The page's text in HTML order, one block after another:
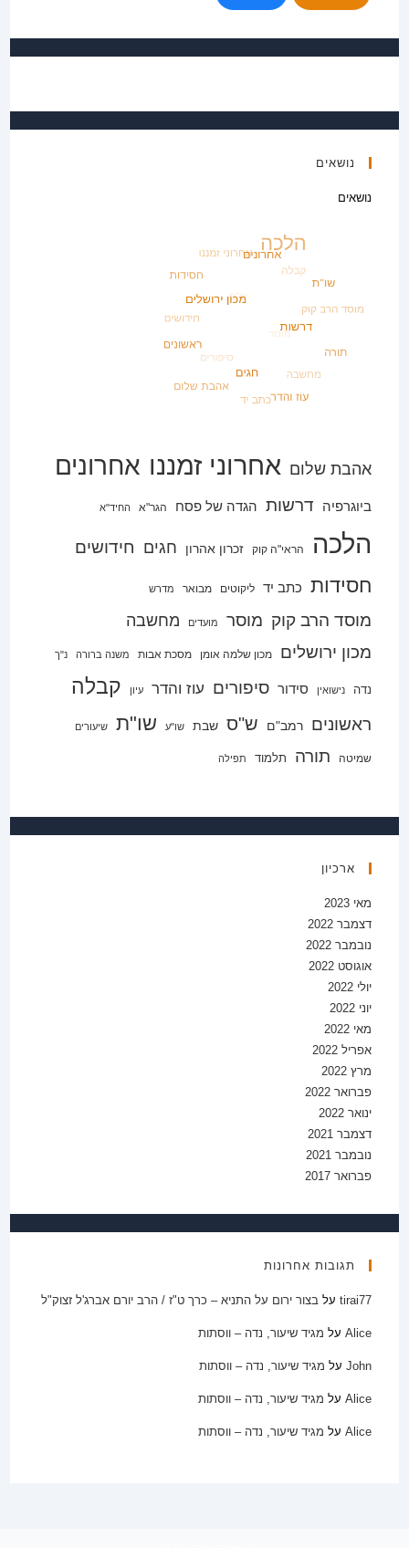
נושאים
נושאים
אהבת שלום אחרוני זמננו אחרונים
ביוגרפיה דרשות הגדה של פסח הגר"א החיד"א
הלכה הראי"ה קוק זכרון אהרון חגים חידושים
חסידות כתב יד ליקוטים מבואר מדרש
מוסד הרב קוק מוסר מועדים מחשבה
מכון ירושלים מכון שלמה אומן מסכת אבות משנה ברורה נ"ך
נדה נישואין סידור סיפורים עוז והדר עיון קבלה
ראשונים רמב"ם ש"ס שבת שו"ע שו"ת שיעורים
שמיטה תורה תלמוד תפילה
ארכיון
מאי 2023
דצמבר 2022
נובמבר 2022
אוגוסט 2022
יולי 2022
יוני 2022
מאי 2022
אפריל 2022
מרץ 2022
פברואר 2022
ינואר 2022
דצמבר 2021
נובמבר 2021
פברואר 2017
תגובות אחרונות
tirai77 עלבצור ירום על התניא – כרך ט"ז / הרב יורם אברג'ל זצוק"ל
Alice על מגיד שיעור, נדה – ווסתות
John על מגיד שיעור, נדה – ווסתות
Alice על מגיד שיעור, נדה – ווסתות
Alice על מגיד שיעור, נדה – ווסתות